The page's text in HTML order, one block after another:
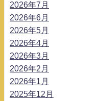
2026年7月
2026年6月
2026年5月
2026年4月
2026年3月
2026年2月
2026年1月
2025年12月